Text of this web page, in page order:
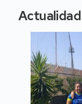
Actualidad